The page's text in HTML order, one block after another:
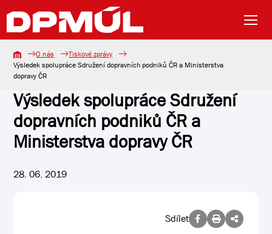
O nás
Tiskové zprávy
Výsledek spolupráce Sdružení dopravních podniků ČR a Ministerstva
dopravy ČR
Výsledek spolupráce Sdružení
dopravních podniků ČR a
Ministerstva dopravy ČR
28. 06. 2019
Sdílet